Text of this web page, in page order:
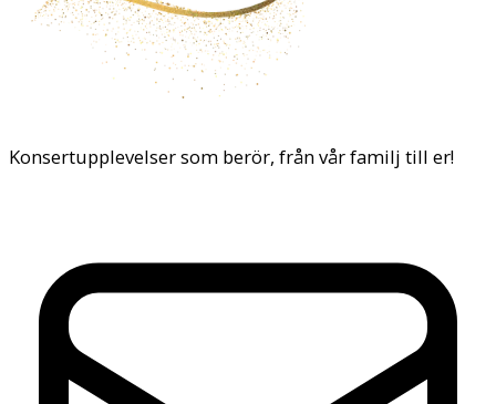
Konsertupplevelser som berör, från vår familj till er!